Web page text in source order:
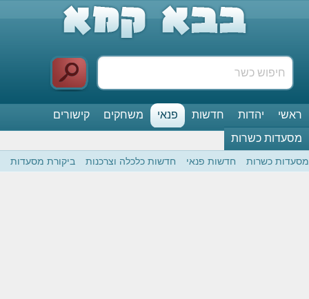
ראשי יהדות חדשות פנאי משחקים
קישורים
מסעדות כשרות
מסעדות כשרות חדשות פנאי חדשות כלכלה וצרכנות ביקורת מסעדות